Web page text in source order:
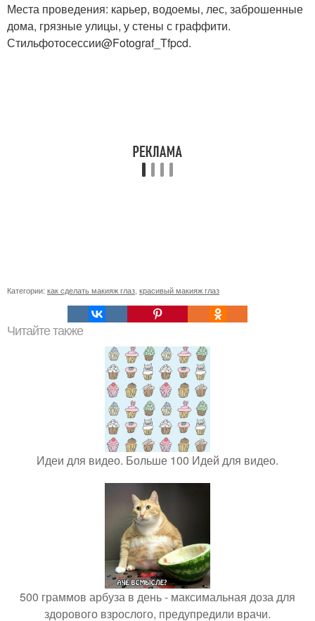
Места проведения: карьер, водоемы, лес, заброшенные
дома, грязные улицы, у стены с граффити.
Стильфотосессии@Fotograf_Tfpcd.
Категории: как сделать макияж глаз красивый макияж глаз
Читайте также
Идеи для видео. Больше 100 Идей для видео.
500 граммов арбуза в день - максимальная доза для
здорового взрослого, предупредили врачи.